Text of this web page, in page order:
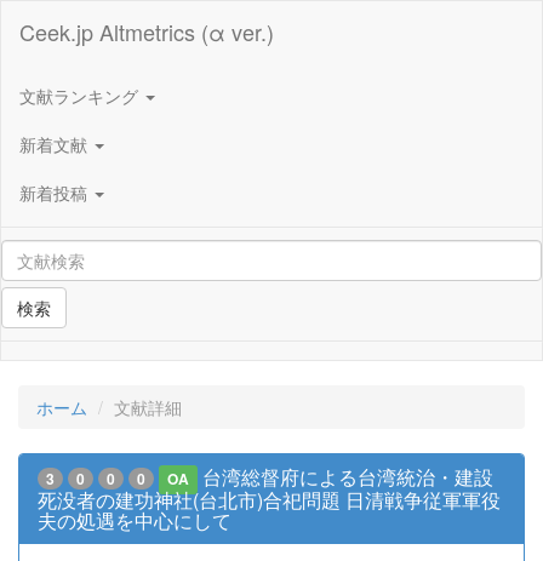
Ceek.jp Altmetrics (α ver.)
文献ランキング
新着文献
新着投稿
検索
ホーム 文献詳細
3 0 0 0 OA
台湾総督府による台湾統治・建設
死没者の建功神社(台北市)合祀問題 日清戦争従軍軍役
夫の処遇を中心にして